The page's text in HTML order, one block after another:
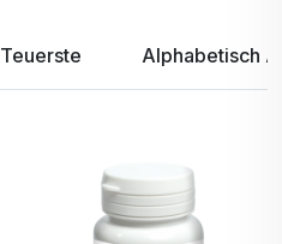
Teuerste Alphabetisch